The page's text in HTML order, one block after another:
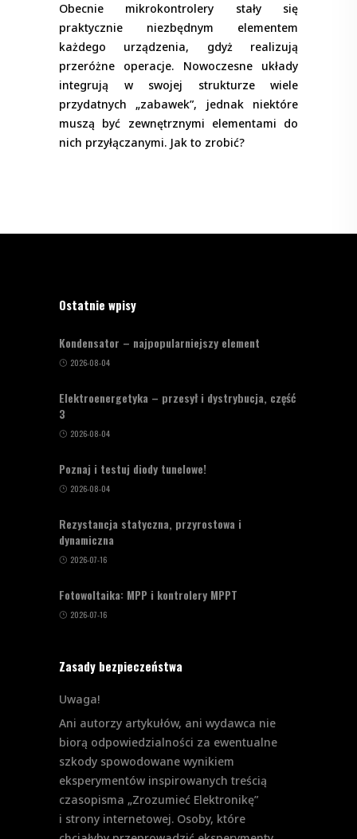
Obecnie mikrokontrolery stały się
praktycznie niezbędnym elementem
każdego urządzenia, gdyż realizują
przeróżne operacje. Nowoczesne układy
integrują w swojej strukturze wiele
przydatnych „zabawek”, jednak niektóre
muszą być zewnętrznymi elementami do
nich przyłączanymi. Jak to zrobić?
Ostatnie wpisy
Kondensator – najpopularniejszy element
2026-08-04
Elektroenergetyka – przesył i dystrybucja, część
3
2026-08-04
Poznaj i testuj diody tunelowe!
2026-08-04
Rezystancja statyczna, przyrostowa i
dynamiczna
2026-07-16
Fotowoltaika: MPP i kontrolery MPPT
2026-07-16
Zasady bezpieczeństwa
Uwaga!
Ani autorzy artykułów, ani wydawca nie
biorą odpowiedzialności za ewentualne
szkody spowodowane wynikiem
eksperymentów inspirowanych treścią
czasopisma „Zrozumieć Elektronikę”
i strony internetowej. Osoby, które